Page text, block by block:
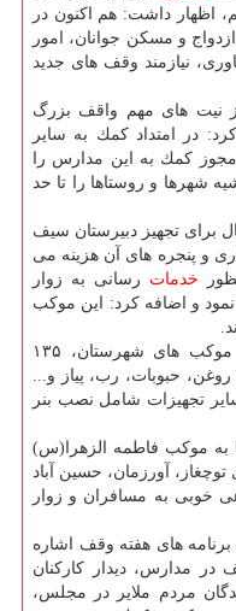
اظهار داشت: هم اكنون در
و مسكن جوانان، امور
نیازمند وقف های جدید
نیت های مهم واقف بزرگ
در امتداد كمك به سایر
كمك به این مدارس را
شهرها و روستاها را تا حد
برای تجهیز دبیرستان سیف
نماكاری و پنجره های آن هزینه می
خدمات رسانی به زوار
و اضافه كرد: این موكب
جعفری بیان كرد: در امتداد كمك به موكب های شهرستان، ۱۳۵
حبوبات، رب، پیاز و...
تجهیزات شامل نصب بنر
به موكب فاطمه الزهرا(س)
آورزمان، حسین آباد
خوبی به مسافران و زوار
های هفته وقف اشاره
مدارس، دیدار كاركنان
مردم ملایر در مجلس،